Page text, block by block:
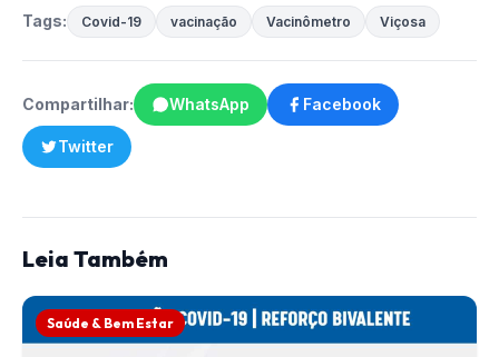
Tags: Covid-19 vacinação Vacinômetro Viçosa
Compartilhar: WhatsApp Facebook
Twitter
Leia Também
Saúde & Bem Estar